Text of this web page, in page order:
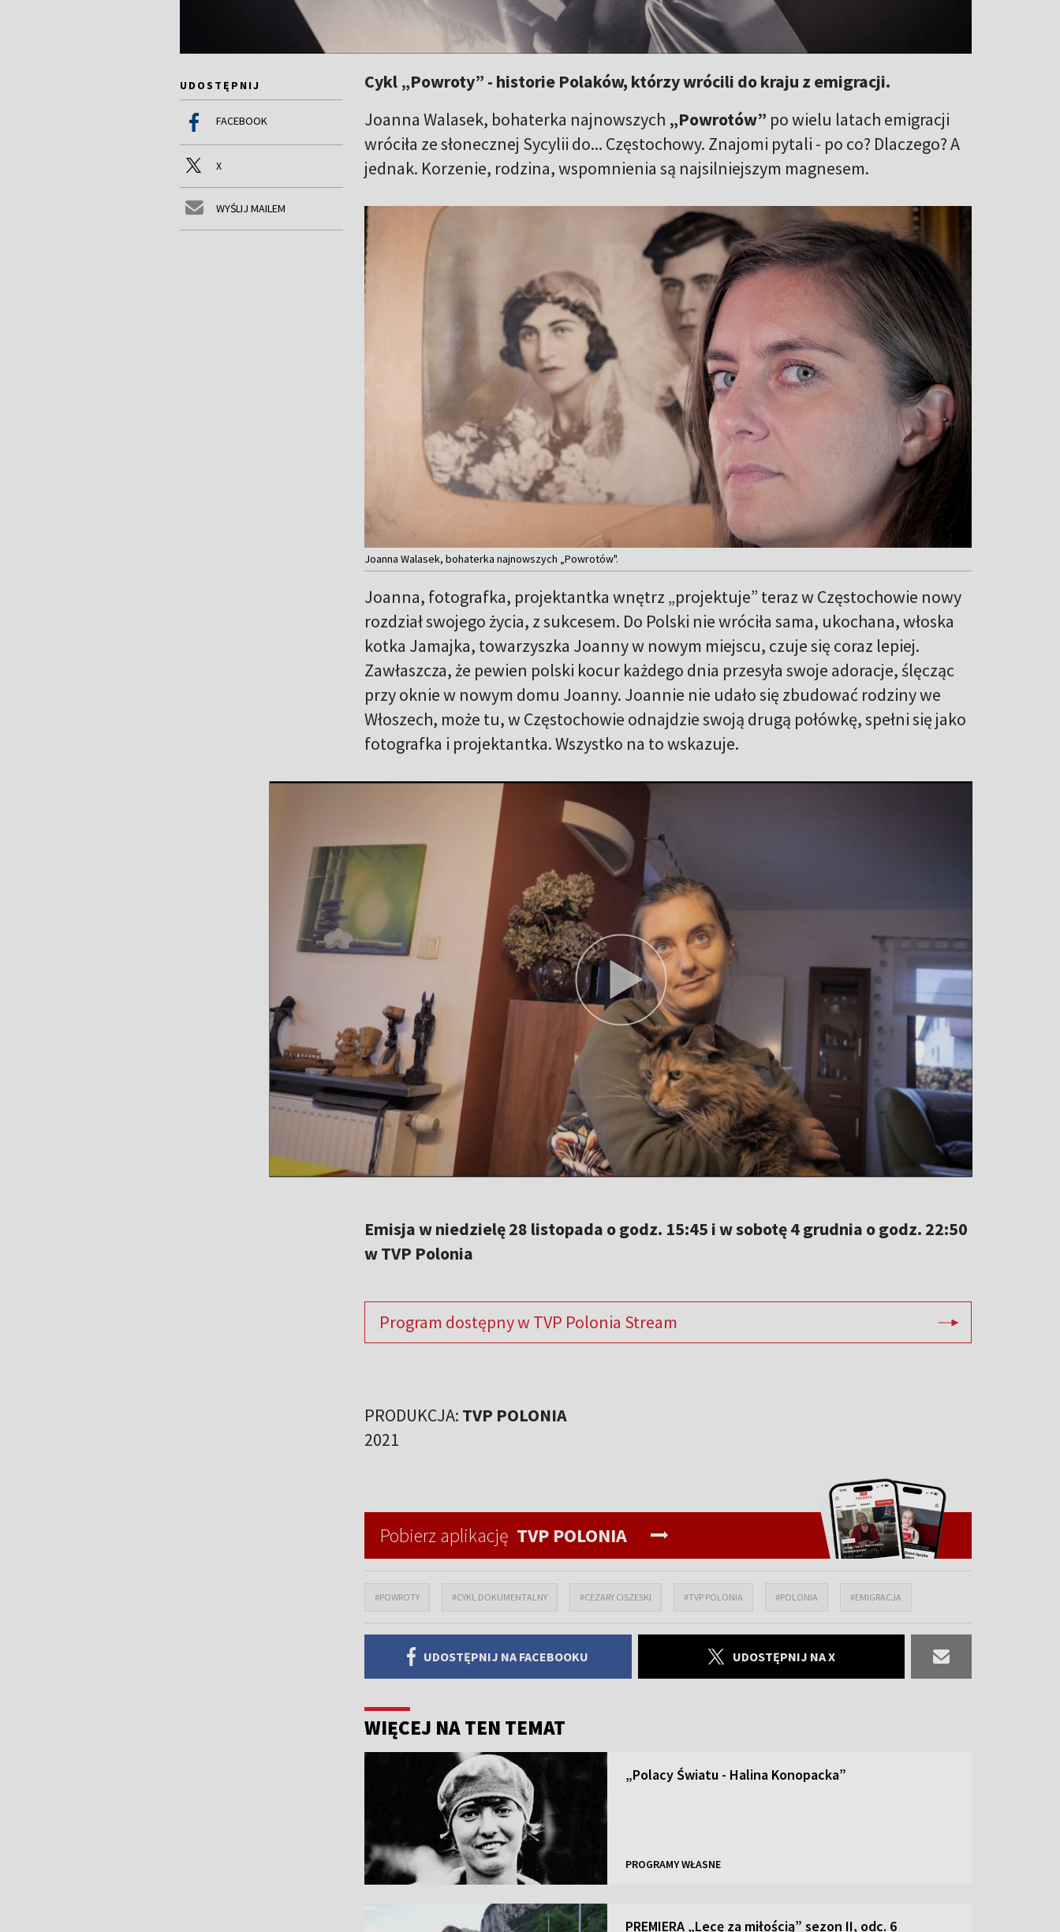
UDOSTĘPNIJ
FACEBOOK
X
WYŚLIJ MAILEM
Cykl „Powroty” - historie Polaków, którzy wrócili do kraju z emigracji.
Joanna Walasek, bohaterka najnowszych „Powrotów” po wielu latach emigracji
wróciła ze słonecznej Sycylii do... Częstochowy. Znajomi pytali - po co? Dlaczego? A
jednak. Korzenie, rodzina, wspomnienia są najsilniejszym magnesem.
Joanna Walasek, bohaterka najnowszych „Powrotów".
Joanna, fotografka, projektantka wnętrz „projektuje” teraz w Częstochowie nowy
rozdział swojego życia, z sukcesem. Do Polski nie wróciła sama, ukochana, włoska
kotka Jamajka, towarzyszka Joanny w nowym miejscu, czuje się coraz lepiej.
Zawłaszcza, że pewien polski kocur każdego dnia przesyła swoje adoracje, ślęcząc
przy oknie w nowym domu Joanny. Joannie nie udało się zbudować rodziny we
Włoszech, może tu, w Częstochowie odnajdzie swoją drugą połówkę, spełni się jako
fotografka i projektantka. Wszystko na to wskazuje.
Emisja w niedzielę 28 listopada o godz. 15:45 i w sobotę 4 grudnia o godz. 22:50
w TVP Polonia
Program dostępny w TVP Polonia Stream
PRODUKCJA: TVP POLONIA
2021
Pobierz aplikację TVP POLONIA
#POWROTY #CYKL DOKUMENTALNY #CEZARY CISZESKI #TVP POLONIA #POLONIA #EMIGRACJA
UDOSTĘPNIJ NA FACEBOOKU UDOSTĘPNIJ NA X
WIĘCEJ NA TEN TEMAT
„Polacy Światu - Halina Konopacka”
PROGRAMY WŁASNE
PREMIERA „Lecę za miłością” sezon II, odc. 6